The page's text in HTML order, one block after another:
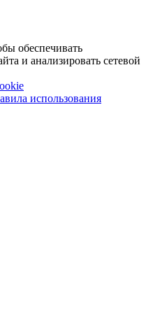
обеспечивать
и анализировать сетевой
использования